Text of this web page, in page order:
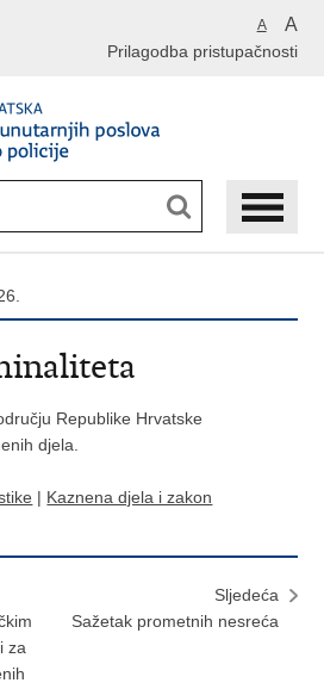
A A
Prilagodba pristupačnosti
Republike Hrvatske
djela.
| Kaznena djela i zakon
za
Sljedeća
Sažetak prometnih nesreća